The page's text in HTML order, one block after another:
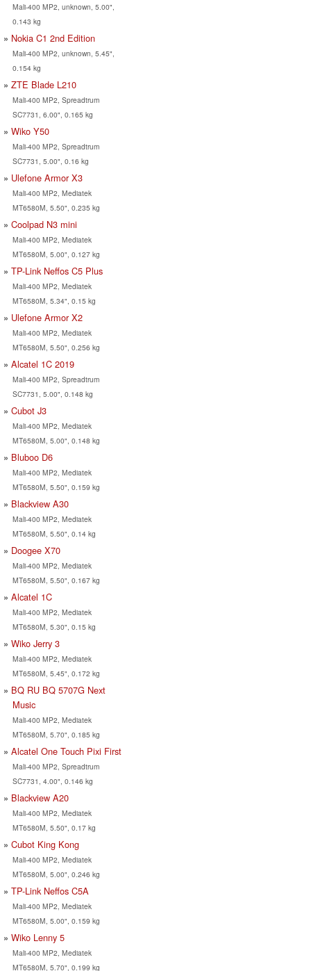
Mali-400 MP2, unknown, 5.00",
0.143 kg
Nokia C1 2nd Edition
Mali-400 MP2, unknown, 5.45",
0.154 kg
ZTE Blade L210
Mali-400 MP2, Spreadtrum
SC7731, 6.00", 0.165 kg
Wiko Y50
Mali-400 MP2, Spreadtrum
SC7731, 5.00", 0.16 kg
Ulefone Armor X3
Mali-400 MP2, Mediatek
MT6580M, 5.50", 0.235 kg
Coolpad N3 mini
Mali-400 MP2, Mediatek
MT6580M, 5.00", 0.127 kg
TP-Link Neffos C5 Plus
Mali-400 MP2, Mediatek
MT6580M, 5.34", 0.15 kg
Ulefone Armor X2
Mali-400 MP2, Mediatek
MT6580M, 5.50", 0.256 kg
Alcatel 1C 2019
Mali-400 MP2, Spreadtrum
SC7731, 5.00", 0.148 kg
Cubot J3
Mali-400 MP2, Mediatek
MT6580M, 5.00", 0.148 kg
Bluboo D6
Mali-400 MP2, Mediatek
MT6580M, 5.50", 0.159 kg
Blackview A30
Mali-400 MP2, Mediatek
MT6580M, 5.50", 0.14 kg
Doogee X70
Mali-400 MP2, Mediatek
MT6580M, 5.50", 0.167 kg
Alcatel 1C
Mali-400 MP2, Mediatek
MT6580M, 5.30", 0.15 kg
Wiko Jerry 3
Mali-400 MP2, Mediatek
MT6580M, 5.45", 0.172 kg
BQ RU BQ 5707G Next
Music
Mali-400 MP2, Mediatek
MT6580M, 5.70", 0.185 kg
Alcatel One Touch Pixi First
Mali-400 MP2, Spreadtrum
SC7731, 4.00", 0.146 kg
Blackview A20
Mali-400 MP2, Mediatek
MT6580M, 5.50", 0.17 kg
Cubot King Kong
Mali-400 MP2, Mediatek
MT6580M, 5.00", 0.246 kg
TP-Link Neffos C5A
Mali-400 MP2, Mediatek
MT6580M, 5.00", 0.159 kg
Wiko Lenny 5
Mali-400 MP2, Mediatek
MT6580M, 5.70", 0.199 kg